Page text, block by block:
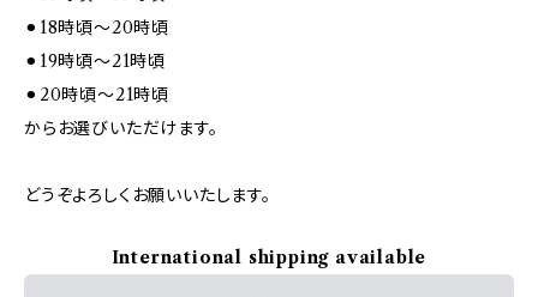
⚫︎18時頃～20時頃
⚫︎19時頃～21時頃
⚫︎20時頃～21時頃
からお選びいただけます。
どうぞよろしくお願いいたします。
International shipping available